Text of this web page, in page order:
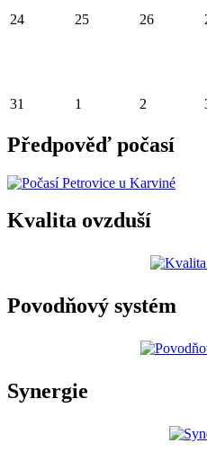
24 25 26
31 1 2
Předpověď počasí
Kvalita ovzduší
Povodňový systém
Synergie